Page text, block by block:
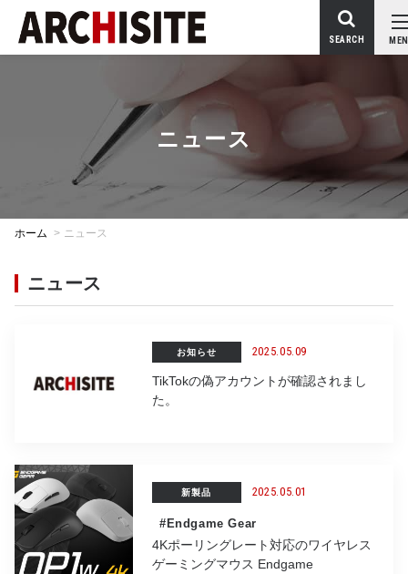
SEARCH
ニュース
ホーム > ニュース
ニュース
お知らせ 2025.05.09
TikTokの偽アカウントが確認されまし
た。
新製品 2025.05.01
#Endgame Gear
4Kポーリングレート対応のワイヤレス
ゲーミングマウス Endgame